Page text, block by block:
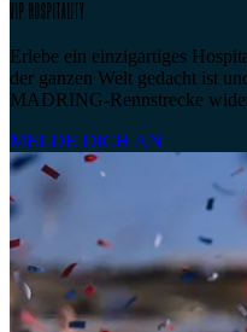
VIP HOSPITALITY
Erlebe ein einzigartiges
der ganzen Welt gedacht ist
MADRING-Rennstrecke
MELDE DICH AN